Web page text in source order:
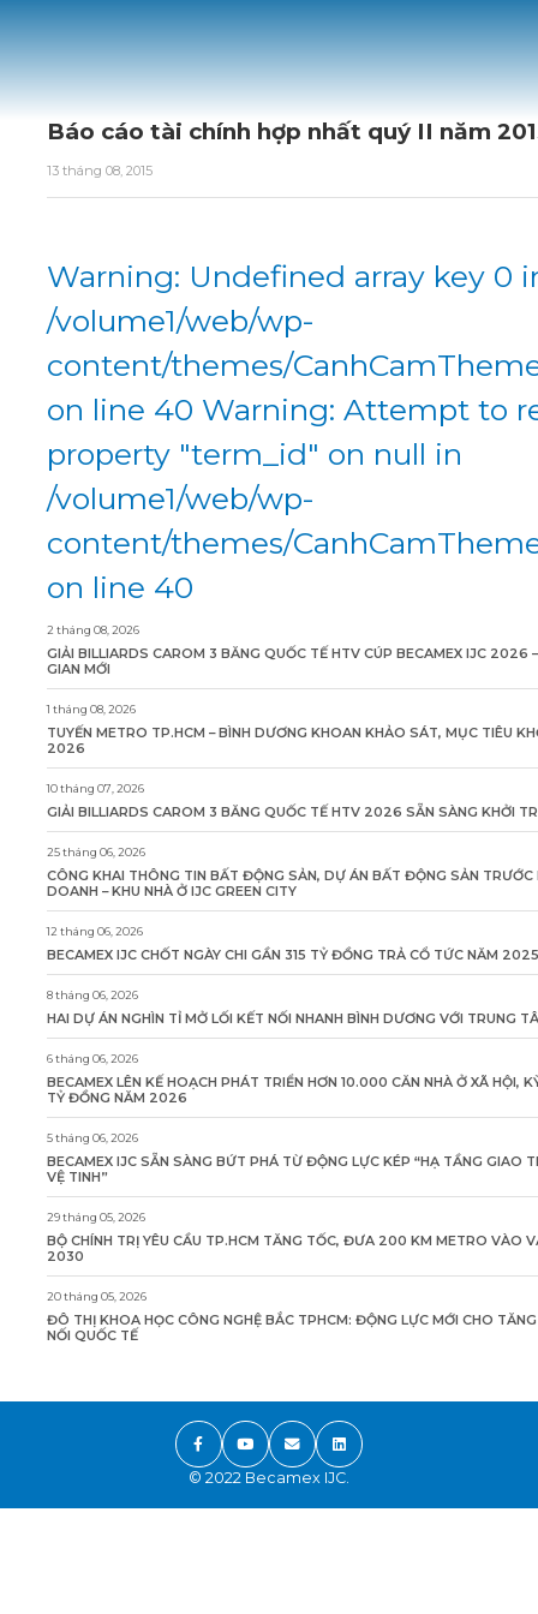
Báo cáo tài chính hợp nhất quý II năm
13 tháng 08, 2015
Warning: Undefined array key 0
/volume1/web/wp-
content/themes/
on line 40 Warning: Attempt to
property "term_id" on null in
/volume1/web/wp-
content/themes/
on line 40
2 tháng 08, 2026
GIẢI BILLIARDS CAROM 3 BĂNG QUỐC TẾ HTV CÚP BECAMEX IJC 2026
GIAN MỚI
1 tháng 08, 2026
TUYẾN METRO TP.HCM – BÌNH DƯƠNG KHOAN KHẢO SÁT, MỤC TIÊU
2026
10 tháng 07, 2026
GIẢI BILLIARDS CAROM 3 BĂNG QUỐC TẾ HTV 2026 SẴN SÀNG KHỞI
25 tháng 06, 2026
CÔNG KHAI THÔNG TIN BẤT ĐỘNG SẢN, DỰ ÁN BẤT ĐỘNG SẢN
DOANH – KHU NHÀ Ở IJC GREEN CITY
12 tháng 06, 2026
BECAMEX IJC CHỐT NGÀY CHI GẦN 315 TỶ ĐỒNG TRẢ CỔ TỨC NĂM 2025
8 tháng 06, 2026
HAI DỰ ÁN NGHÌN TỈ MỞ LỐI KẾT NỐI NHANH BÌNH DƯƠNG VỚI TRUNG
6 tháng 06, 2026
BECAMEX LÊN KẾ HOẠCH PHÁT TRIỂN HƠN 10.000 CĂN NHÀ Ở XÃ HỘI,
TỶ ĐỒNG NĂM 2026
5 tháng 06, 2026
BECAMEX IJC SẴN SÀNG BỨT PHÁ TỪ ĐỘNG LỰC KÉP “HẠ TẦNG GIAO
VỆ TINH”
29 tháng 05, 2026
BỘ CHÍNH TRỊ YÊU CẦU TP.HCM TĂNG TỐC, ĐƯA 200 KM METRO VÀO
2030
20 tháng 05, 2026
ĐÔ THỊ KHOA HỌC CÔNG NGHỆ BẮC TPHCM: ĐỘNG LỰC MỚI CHO
NỐI QUỐC TẾ
© 2022 Becamex IJC.